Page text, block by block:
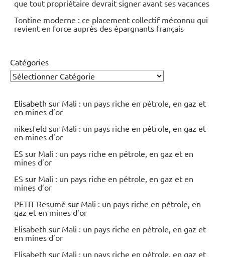
que tout propriétaire devrait signer avant ses vacances
Tontine moderne : ce placement collectif méconnu qui
revient en force auprès des épargnants français
Catégories
Elisabeth sur Mali : un pays riche en pétrole, en gaz et
en mines d’or
nikesfeld sur Mali : un pays riche en pétrole, en gaz et
en mines d’or
ES sur Mali : un pays riche en pétrole, en gaz et en
mines d’or
ES sur Mali : un pays riche en pétrole, en gaz et en
mines d’or
PETIT Resumé sur Mali : un pays riche en pétrole, en
gaz et en mines d’or
Elisabeth sur Mali : un pays riche en pétrole, en gaz et
en mines d’or
Elisabeth sur Mali : un pays riche en pétrole, en gaz et